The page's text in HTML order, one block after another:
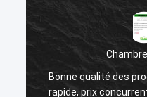
Bonne qualité des
rapide, prix